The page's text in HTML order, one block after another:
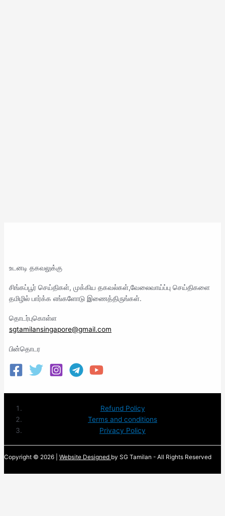
உடனடி தகவலுக்கு
சிங்கப்பூர் செய்திகள், முக்கிய தகவல்கள்,வேலைவாய்ப்பு செய்திகளை
தமிழில் பார்க்க எங்களோடு இணைத்திருங்கள்.
தொடர்புகொள்ள
sgtamilansingapore@gmail.com
பின்தொடர
Refund Policy
Terms and conditions
Privacy Policy
Copyright © 2026 | Website Designed by SG Tamilan - All Rights Reserved